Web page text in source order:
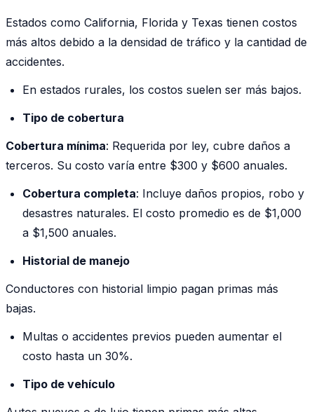
Estados como California, Florida y Texas tienen costos
más altos debido a la densidad de tráfico y la cantidad de
accidentes.
En estados rurales, los costos suelen ser más bajos.
Tipo de cobertura
Cobertura mínima: Requerida por ley, cubre daños a
terceros. Su costo varía entre $300 y $600 anuales.
Cobertura completa: Incluye daños propios, robo y
desastres naturales. El costo promedio es de $1,000
a $1,500 anuales.
Historial de manejo
Conductores con historial limpio pagan primas más
bajas.
Multas o accidentes previos pueden aumentar el
costo hasta un 30%.
Tipo de vehículo